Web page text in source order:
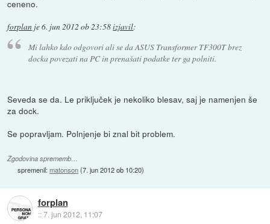
ceneno.
forplan je6. jun 2012 ob 23:58izjavil:
Mi lahko kdo odgovori ali se da ASUS Transformer TF300T brez
docka povezati na PC in prenašati podatke ter ga polniti.
Seveda se da. Le priključek je nekoliko blesav, saj je namenjen še
za dock.
Se popravljam. Polnjenje bi znal bit problem.
Zgodovina sprememb…
spremenil:matonson(7. jun 2012 ob 10:20)
forplan
::7. jun 2012, 11:07